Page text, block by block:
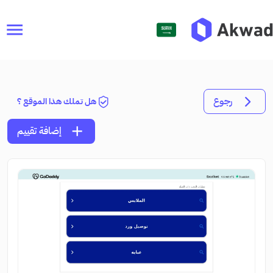
menu
رجوع هل تملك هذا الموقع ؟
add إضافة تقييم